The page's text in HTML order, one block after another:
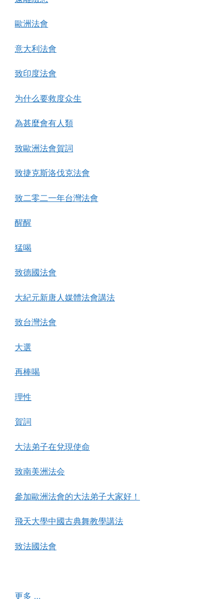
歐洲法會
意大利法會
致印度法會
为什么要救度众生
為甚麼會有人類
致歐洲法會賀詞
致捷克斯洛伐克法會
致二零二一年台灣法會
醒醒
猛喝
致德國法會
大紀元新唐人媒體法會講法
致台灣法會
大選
再棒喝
理性
賀詞
大法弟子在兌現使命
致南美洲法会
參加歐洲法會的大法弟子大家好！
飛天大學中國古典舞教學講法
致法國法會
更多 …